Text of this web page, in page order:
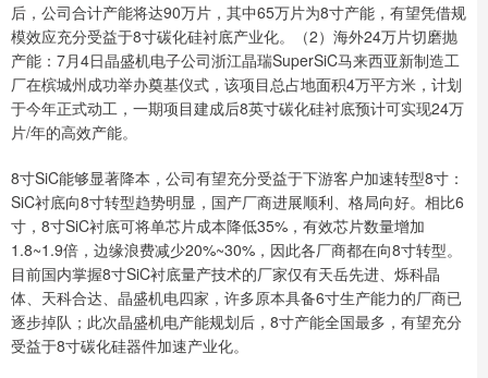
后，公司合计产能将达90万片，其中65万片为8寸产能，有望凭借规
模效应充分受益于8寸碳化硅衬底产业化。（2）海外24万片切磨抛
产能：7月4日晶盛机电子公司浙江晶瑞SuperSiC马来西亚新制造工
厂在槟城州成功举办奠基仪式，该项目总占地面积4万平方米，计划
于今年正式动工，一期项目建成后8英寸碳化硅衬底预计可实现24万
片/年的高效产能。
8寸SiC能够显著降本，公司有望充分受益于下游客户加速转型8寸：
SiC衬底向8寸转型趋势明显，国产厂商进展顺利、格局向好。相比6
寸，8寸SiC衬底可将单芯片成本降低35%，有效芯片数量增加
1.8~1.9倍，边缘浪费减少20%~30%，因此各厂商都在向8寸转型。
目前国内掌握8寸SiC衬底量产技术的厂家仅有天岳先进、烁科晶
体、天科合达、晶盛机电四家，许多原本具备6寸生产能力的厂商已
逐步掉队；此次晶盛机电产能规划后，8寸产能全国最多，有望充分
受益于8寸碳化硅器件加速产业化。